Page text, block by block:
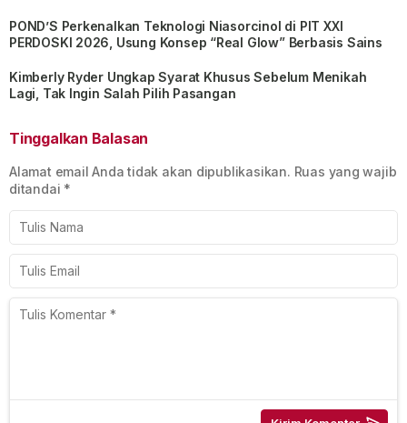
POND’S Perkenalkan Teknologi Niasorcinol di PIT XXI
PERDOSKI 2026, Usung Konsep “Real Glow” Berbasis Sains
Kimberly Ryder Ungkap Syarat Khusus Sebelum Menikah
Lagi, Tak Ingin Salah Pilih Pasangan
Tinggalkan Balasan
Alamat email Anda tidak akan dipublikasikan. Ruas yang wajib
ditandai *